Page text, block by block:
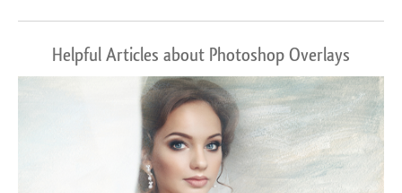
Helpful Articles about Photoshop Overlays